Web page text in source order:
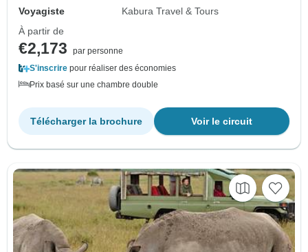
Voyagiste
Kabura Travel & Tours
À partir de
€2,173
par personne
S'inscrire pour réaliser des économies
Prix basé sur une chambre double
Voir le circuit
Télécharger la brochure